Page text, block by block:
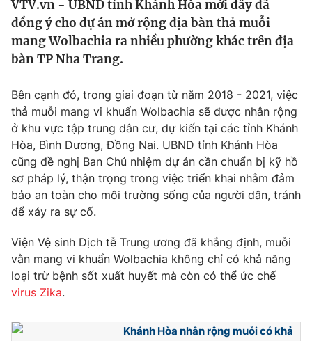
Thế giới
Tin tức
Câu chuyện quốc tế
Tài chính
Thị trường
Góc doanh nghiệp
Dữ liệu và đời sống
Truyền hình
Phim VTV
Hậu trường
Nhân vật
Khán giả
Giải sao mai
Giải trí
Điện ảnh
Âm nhạc
Sao
Du lịch
Làm đẹp
Giáo dục
Tuyển sinh
Học trực tuyến
VTV.vn - UBND tỉnh Khánh Hòa mới đây đã
đồng ý cho dự án mở rộng địa bàn thả muỗi
mang Wolbachia ra nhiều phường khác trên địa
bàn TP Nha Trang.
Bên cạnh đó, trong giai đoạn từ năm 2018 - 2021, việc
thả muỗi mang vi khuẩn Wolbachia sẽ được nhân rộng
ở khu vực tập trung dân cư, dự kiến tại các tỉnh Khánh
Hòa, Bình Dương, Đồng Nai. UBND tỉnh Khánh Hòa
cũng đề nghị Ban Chủ nhiệm dự án cần chuẩn bị kỹ hồ
sơ pháp lý, thận trọng trong việc triển khai nhằm đảm
bảo an toàn cho môi trường sống của người dân, tránh
để xảy ra sự cố.
Viện Vệ sinh Dịch tễ Trung ương đã khẳng định, muỗi
vằn mang vi khuẩn Wolbachia không chỉ có khả năng
loại trừ bệnh sốt xuất huyết mà còn có thể ức chế
virus Zika.
Khánh Hòa nhân rộng muỗi có khả